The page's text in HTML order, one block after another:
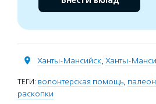
Ханты-Мансийск, Ханты-
ТЕГИ: волонтерская помощь,
раскопки